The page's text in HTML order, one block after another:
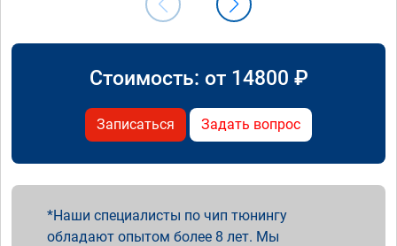
Стоимость: от 14800 ₽
Записаться Задать вопрос
Наши специалисты по чип тюнингу
обладают опытом более 8 лет. Мы